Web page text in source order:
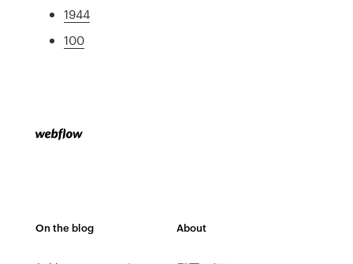
1944
100
On the blog About